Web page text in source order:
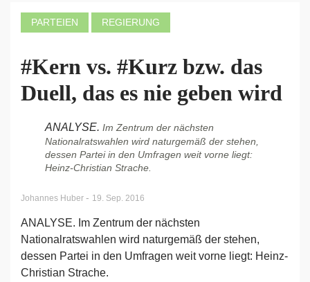
PARTEIEN REGIERUNG
#Kern vs. #Kurz bzw. das
Duell, das es nie geben wird
ANALYSE. Im Zentrum der nächsten
Nationalratswahlen wird naturgemäß der stehen,
dessen Partei in den Umfragen weit vorne liegt:
Heinz-Christian Strache.
Johannes Huber - 19. Sep. 2016
ANALYSE. Im Zentrum der nächsten
Nationalratswahlen wird naturgemäß der stehen,
dessen Partei in den Umfragen weit vorne liegt: Heinz-
Christian Strache.